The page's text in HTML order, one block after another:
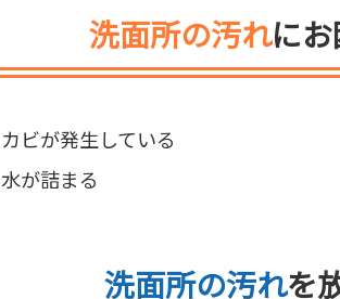
洗面所の汚れに
カビが発生している
水が詰まる
洗面所の汚れを